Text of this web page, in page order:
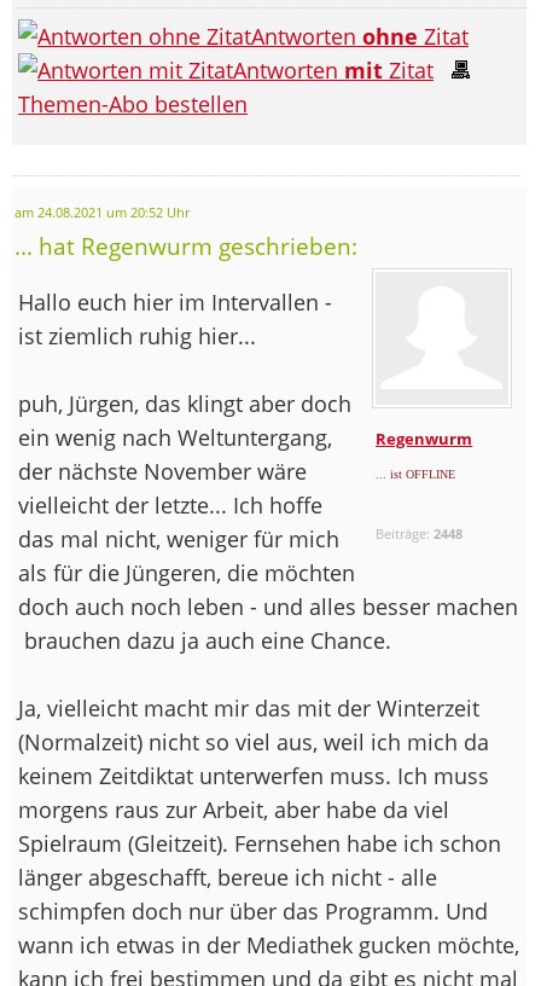
Antworten ohne Zitat
Antworten mit Zitat
Themen-Abo bestellen
am 24.08.2021 um 20:52 Uhr
... hat Regenwurm geschrieben:
Regenwurm
... ist OFFLINE
Beiträge: 2448
Hallo euch hier im Intervallen -
ist ziemlich ruhig hier...
puh, Jürgen, das klingt aber doch
ein wenig nach Weltuntergang,
der nächste November wäre
vielleicht der letzte... Ich hoffe
das mal nicht, weniger für mich
als für die Jüngeren, die möchten
doch auch noch leben - und alles besser machen
brauchen dazu ja auch eine Chance.
Ja, vielleicht macht mir das mit der Winterzeit
(Normalzeit) nicht so viel aus, weil ich mich da
keinem Zeitdiktat unterwerfen muss. Ich muss
morgens raus zur Arbeit, aber habe da viel
Spielraum (Gleitzeit). Fernsehen habe ich schon
länger abgeschafft, bereue ich nicht - alle
schimpfen doch nur über das Programm. Und
wann ich etwas in der Mediathek gucken möchte,
kann ich frei bestimmen und da gibt es nicht mal